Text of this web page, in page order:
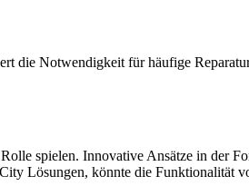
die Notwendigkeit für häufige
spielen. Innovative Ansätze in der
Lösungen, könnte die Funktionalität